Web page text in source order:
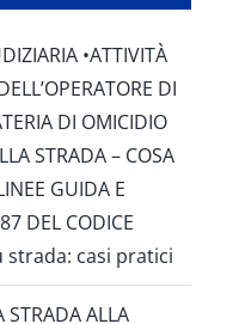
•ATTIVITÀ
DI
DI OMICIDIO
STRADA – COSA
GUIDA E
DEL CODICE
strada: casi pratici
STRADA ALLA